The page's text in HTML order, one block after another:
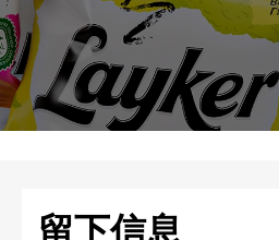
留下信息